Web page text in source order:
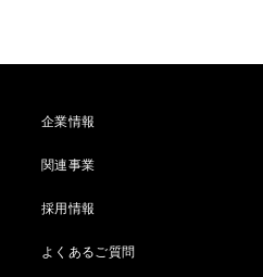
企業情報
関連事業
採用情報
よくあるご質問